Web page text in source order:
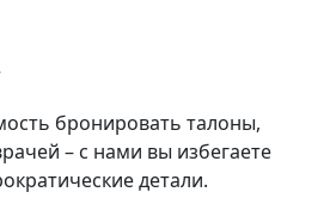
бронировать талоны,
– с нами вы избегаете
детали.